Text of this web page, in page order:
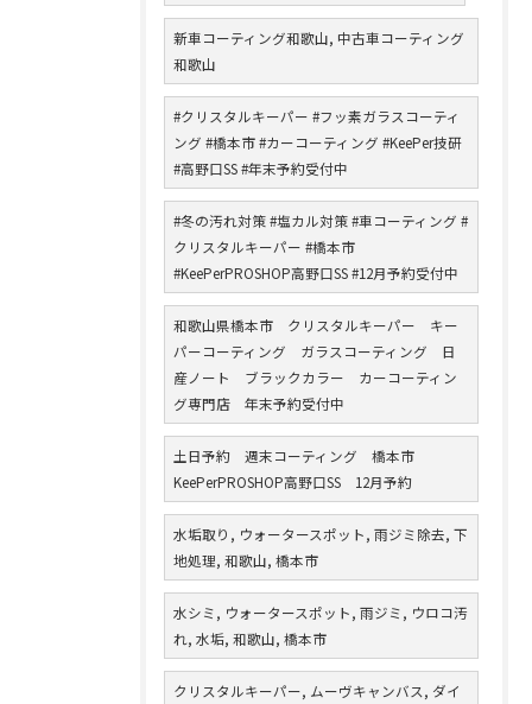
新車コーティング和歌山, 中古車コーティング
和歌山
#クリスタルキーパー #フッ素ガラスコーティ
ング #橋本市 #カーコーティング #KeePer技研
#高野口SS #年末予約受付中
#冬の汚れ対策 #塩カル対策 #車コーティング #
クリスタルキーパー #橋本市
#KeePerPROSHOP高野口SS #12月予約受付中
和歌山県橋本市 クリスタルキーパー キー
パーコーティング ガラスコーティング 日
産ノート ブラックカラー カーコーティン
グ専門店 年末予約受付中
土日予約 週末コーティング 橋本市
KeePerPROSHOP高野口SS 12月予約
水垢取り, ウォータースポット, 雨ジミ除去, 下
地処理, 和歌山, 橋本市
水シミ, ウォータースポット, 雨ジミ, ウロコ汚
れ, 水垢, 和歌山, 橋本市
クリスタルキーパー, ムーヴキャンバス, ダイ